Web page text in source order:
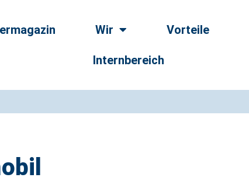
Wir Vorteile
Internbereich